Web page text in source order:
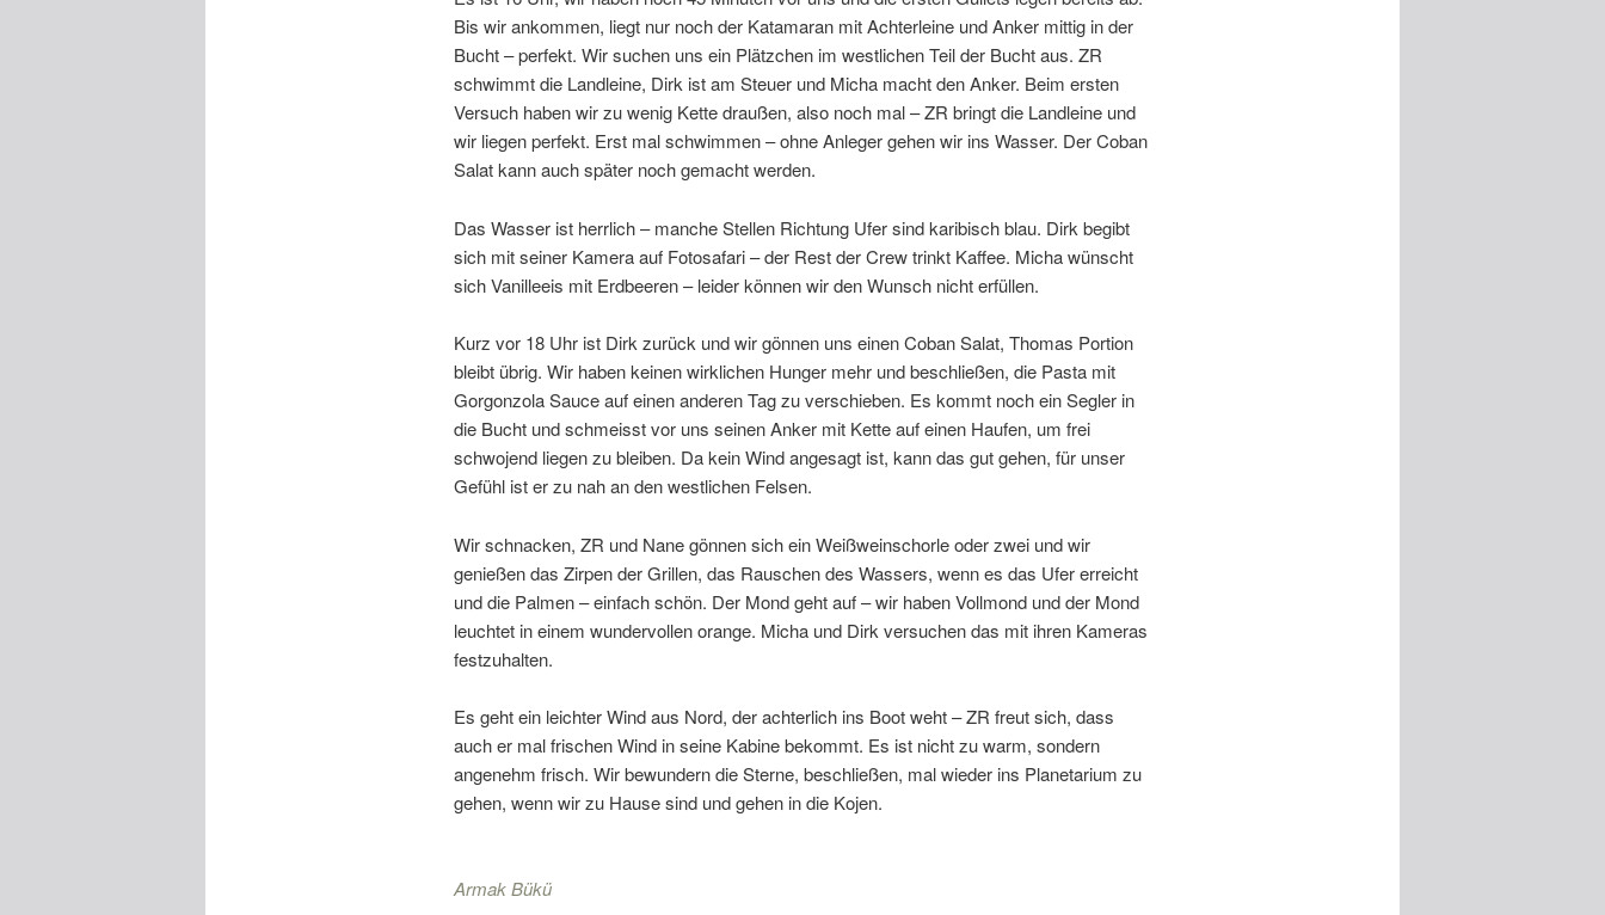
Bis wir ankommen, liegt nur noch der Katamaran mit Achterleine und Anker mittig in der
Bucht – perfekt. Wir suchen uns ein Plätzchen im westlichen Teil der Bucht aus. ZR
schwimmt die Landleine, Dirk ist am Steuer und Micha macht den Anker. Beim ersten
Versuch haben wir zu wenig Kette draußen, also noch mal – ZR bringt die Landleine und
wir liegen perfekt. Erst mal schwimmen – ohne Anleger gehen wir ins Wasser. Der Coban
Salat kann auch später noch gemacht werden.
Das Wasser ist herrlich – manche Stellen Richtung Ufer sind karibisch blau. Dirk begibt
sich mit seiner Kamera auf Fotosafari – der Rest der Crew trinkt Kaffee. Micha wünscht
sich Vanilleeis mit Erdbeeren – leider können wir den Wunsch nicht erfüllen.
Kurz vor 18 Uhr ist Dirk zurück und wir gönnen uns einen Coban Salat, Thomas Portion
bleibt übrig. Wir haben keinen wirklichen Hunger mehr und beschließen, die Pasta mit
Gorgonzola Sauce auf einen anderen Tag zu verschieben. Es kommt noch ein Segler in
die Bucht und schmeisst vor uns seinen Anker mit Kette auf einen Haufen, um frei
schwojend liegen zu bleiben. Da kein Wind angesagt ist, kann das gut gehen, für unser
Gefühl ist er zu nah an den westlichen Felsen.
Wir schnacken, ZR und Nane gönnen sich ein Weißweinschorle oder zwei und wir
genießen das Zirpen der Grillen, das Rauschen des Wassers, wenn es das Ufer erreicht
und die Palmen – einfach schön. Der Mond geht auf – wir haben Vollmond und der Mond
leuchtet in einem wundervollen orange. Micha und Dirk versuchen das mit ihren Kameras
festzuhalten.
Es geht ein leichter Wind aus Nord, der achterlich ins Boot weht – ZR freut sich, dass
auch er mal frischen Wind in seine Kabine bekommt. Es ist nicht zu warm, sondern
angenehm frisch. Wir bewundern die Sterne, beschließen, mal wieder ins Planetarium zu
gehen, wenn wir zu Hause sind und gehen in die Kojen.
Armak Bükü